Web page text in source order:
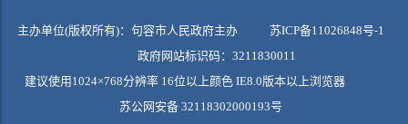
主办单位(版权所有)：句容市人民政府主办 苏ICP备11026848号-1
政府网站标识码：3211830011
建议使用1024×768分辨率 16位以上颜色 IE8.0版本以上浏览器
苏公网安备 32118302000193号